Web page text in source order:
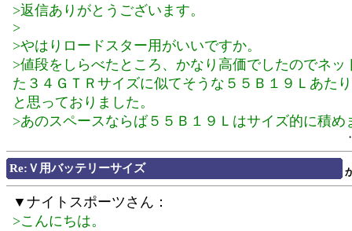
>返信ありがとうございます。
>
>やはりロードスター用がいいですか。
>値段をしらべたところ、かなり高価でしたのでネッ
た３４ＧＴＲサイズに似てそうな５５Ｂ１９Ｌあた
と思っておりました。
>あのスペースならば５５Ｂ１９Ｌはサイズ的に積め
Re:Ｖ用バッテリーサイズ
▼ナイトスポーツさん：
>こんにちは。